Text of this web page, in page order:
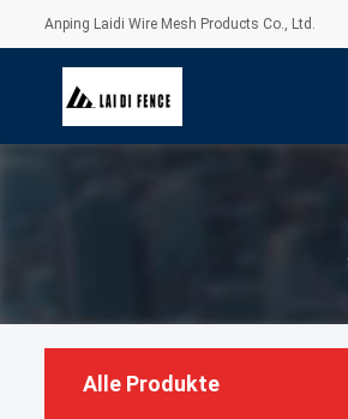
Anping Laidi Wire Mesh Products Co., Ltd.
Alle Produkte